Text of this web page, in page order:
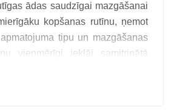
ādas saudzīgai mazgāšanai
kopšanas rutīnu, ņemot
tipu un mazgāšanas
vienmērīgi ieklāj samitrinātā